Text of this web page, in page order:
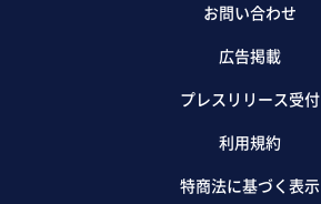
お問い合わせ
広告掲載
プレスリリース受付
利用規約
特商法に基づく表示